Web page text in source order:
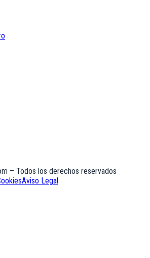
– Todos los derechos reservados
Aviso Legal